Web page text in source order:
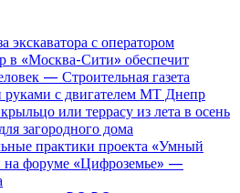
экскаватора с оператором
в «Москва-Сити» обеспечит
— Строительная газета
с двигателем МТ Днепр
или террасу из лета в осень
загородного дома
практики проекта «Умный
на форуме «Цифроземье» —